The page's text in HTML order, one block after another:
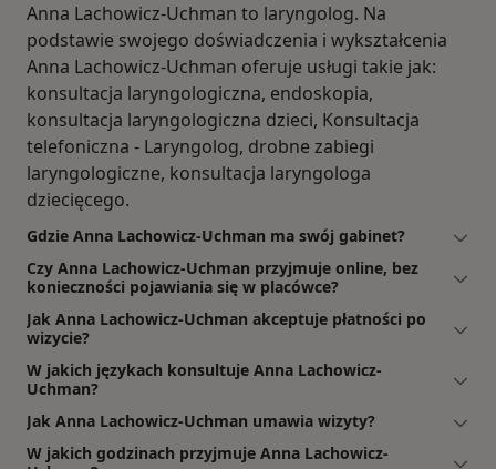
Anna Lachowicz-Uchman to laryngolog. Na
podstawie swojego doświadczenia i wykształcenia
Anna Lachowicz-Uchman oferuje usługi takie jak:
konsultacja laryngologiczna, endoskopia,
konsultacja laryngologiczna dzieci, Konsultacja
telefoniczna - Laryngolog, drobne zabiegi
laryngologiczne, konsultacja laryngologa
dziecięcego.
Gdzie Anna Lachowicz-Uchman ma swój gabinet?
Czy Anna Lachowicz-Uchman przyjmuje online, bez
konieczności pojawiania się w placówce?
Jak Anna Lachowicz-Uchman akceptuje płatności po
wizycie?
W jakich językach konsultuje Anna Lachowicz-
Uchman?
Jak Anna Lachowicz-Uchman umawia wizyty?
W jakich godzinach przyjmuje Anna Lachowicz-